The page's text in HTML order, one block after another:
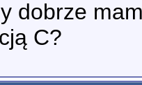
dobrze
C?